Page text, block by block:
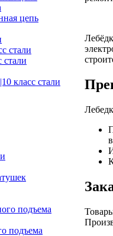
цепь
стали
стали
класс стали
подъема
подъема